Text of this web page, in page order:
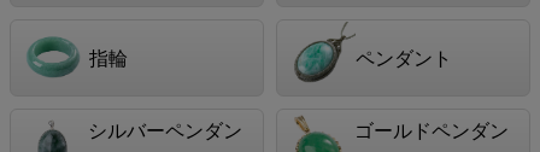
指輪 ペンダント
シルバーペンダン
ゴールドペンダン